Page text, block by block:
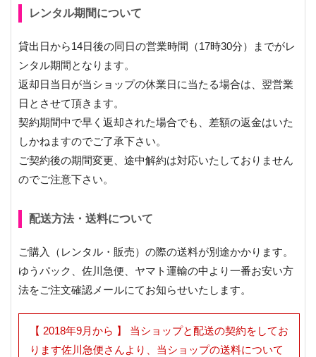
レンタル期間について
貸出日から14日後の同日の営業時間（17時30分）までがレ
ンタル期間となります。
返却日当日が当ショップの休業日に当たる場合は、翌営業
日とさせて頂きます。
契約期間中で早く返却された場合でも、差額の返金はいた
しかねますのでご了承下さい。
ご契約後の期間変更、途中解約は対応いたしておりません
のでご注意下さい。
配送方法・送料について
ご購入（レンタル・販売）の際の送料が別途かかります。
ゆうパック、佐川急便、ヤマト運輸の中より一番お安い方
法をご注文確認メールにてお知らせいたします。
【 2018年9月から 】 当ショップと配送の契約をしてお
ります佐川急便さんより、当ショップの送料について